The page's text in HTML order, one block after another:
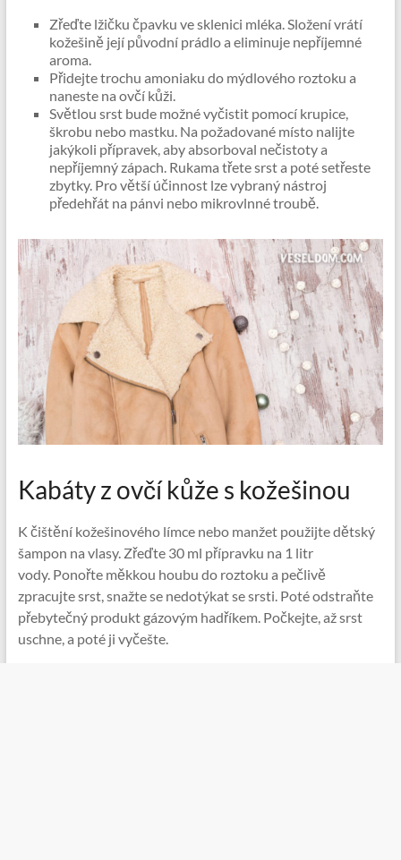
Zřeďte lžičku čpavku ve sklenici mléka. Složení vrátí
kožešině její původní prádlo a eliminuje nepříjemné
aroma.
Přidejte trochu amoniaku do mýdlového roztoku a
naneste na ovčí kůži.
Světlou srst bude možné vyčistit pomocí krupice,
škrobu nebo mastku. Na požadované místo nalijte
jakýkoli přípravek, aby absorboval nečistoty a
nepříjemný zápach. Rukama třete srst a poté setřeste
zbytky. Pro větší účinnost lze vybraný nástroj
předehřát na pánvi nebo mikrovlnné troubě.
Kabáty z ovčí kůže s kožešinou
K čištění kožešinového límce nebo manžet použijte dětský
šampon na vlasy. Zřeďte 30 ml přípravku na 1 litr
vody. Ponořte měkkou houbu do roztoku a pečlivě
zpracujte srst, snažte se nedotýkat se srsti. Poté odstraňte
přebytečný produkt gázovým hadříkem. Počkejte, až srst
uschne, a poté ji vyčešte.